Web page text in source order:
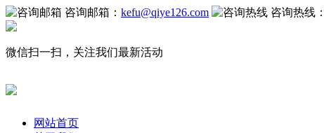
咨询邮箱： kefu@qiye126.com 咨询热线：
微信扫一扫，关注我们最新活动
网站首页